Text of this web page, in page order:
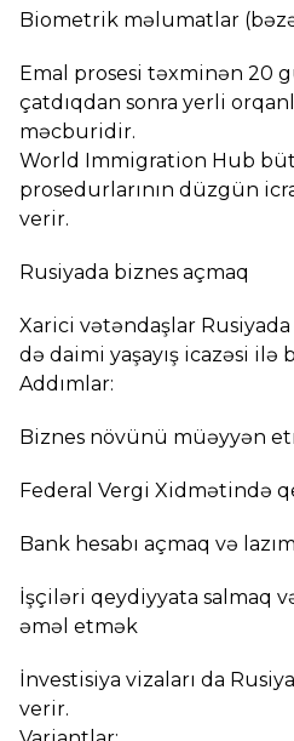
Biometrik məlumatlar
Emal prosesi təxminən 20
çatdıqdan sonra yerli
məcburidir.
World Immigration Hub
prosedurlarının düzgün
verir.
Rusiyada biznes açmaq
Xarici vətəndaşlar
də daimi yaşayış icazəsi ilə
Addımlar:
Biznes növünü müəyyən
Federal Vergi Xidmətində
Bank hesabı açmaq və
İşçiləri qeydiyyata salmaq
əməl etmək
İnvestisiya vizaları da
verir.